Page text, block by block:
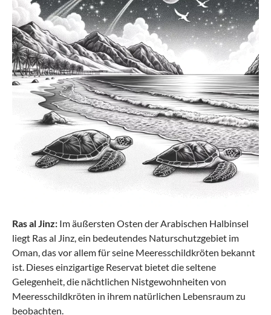
Ras al Jinz: Im äußersten Osten der Arabischen Halbinsel
liegt Ras al Jinz, ein bedeutendes Naturschutzgebiet im
Oman, das vor allem für seine Meeresschildkröten bekannt
ist. Dieses einzigartige Reservat bietet die seltene
Gelegenheit, die nächtlichen Nistgewohnheiten von
Meeresschildkröten in ihrem natürlichen Lebensraum zu
beobachten.